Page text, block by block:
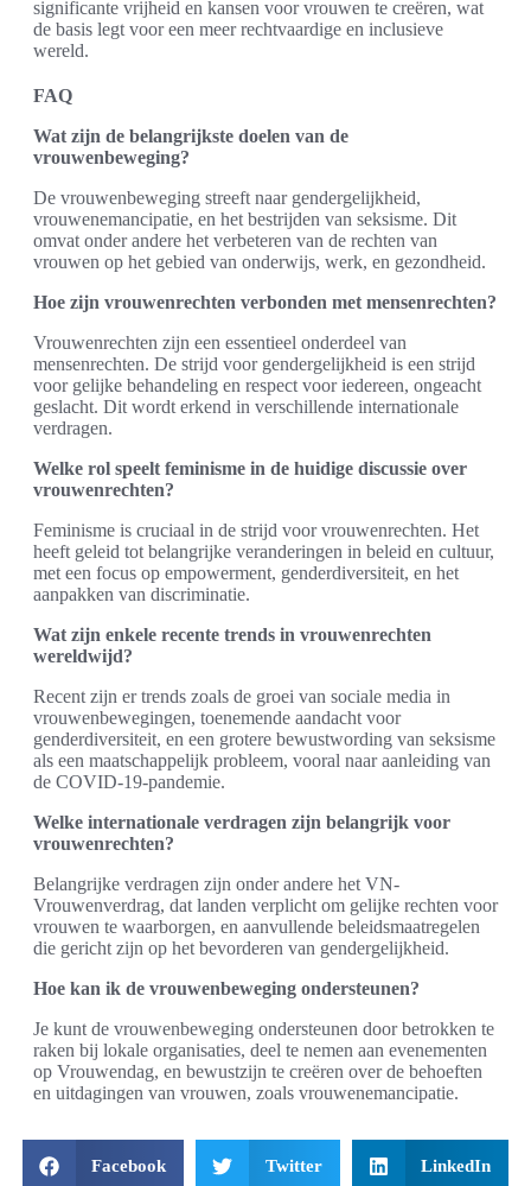
significante vrijheid en kansen voor vrouwen te creëren, wat
de basis legt voor een meer rechtvaardige en inclusieve
wereld.
FAQ
Wat zijn de belangrijkste doelen van de
vrouwenbeweging?
De vrouwenbeweging streeft naar gendergelijkheid,
vrouwenemancipatie, en het bestrijden van seksisme. Dit
omvat onder andere het verbeteren van de rechten van
vrouwen op het gebied van onderwijs, werk, en gezondheid.
Hoe zijn vrouwenrechten verbonden met mensenrechten?
Vrouwenrechten zijn een essentieel onderdeel van
mensenrechten. De strijd voor gendergelijkheid is een strijd
voor gelijke behandeling en respect voor iedereen, ongeacht
geslacht. Dit wordt erkend in verschillende internationale
verdragen.
Welke rol speelt feminisme in de huidige discussie over
vrouwenrechten?
Feminisme is cruciaal in de strijd voor vrouwenrechten. Het
heeft geleid tot belangrijke veranderingen in beleid en cultuur,
met een focus op empowerment, genderdiversiteit, en het
aanpakken van discriminatie.
Wat zijn enkele recente trends in vrouwenrechten
wereldwijd?
Recent zijn er trends zoals de groei van sociale media in
vrouwenbewegingen, toenemende aandacht voor
genderdiversiteit, en een grotere bewustwording van seksisme
als een maatschappelijk probleem, vooral naar aanleiding van
de COVID-19-pandemie.
Welke internationale verdragen zijn belangrijk voor
vrouwenrechten?
Belangrijke verdragen zijn onder andere het VN-
Vrouwenverdrag, dat landen verplicht om gelijke rechten voor
vrouwen te waarborgen, en aanvullende beleidsmaatregelen
die gericht zijn op het bevorderen van gendergelijkheid.
Hoe kan ik de vrouwenbeweging ondersteunen?
Je kunt de vrouwenbeweging ondersteunen door betrokken te
raken bij lokale organisaties, deel te nemen aan evenementen
op Vrouwendag, en bewustzijn te creëren over de behoeften
en uitdagingen van vrouwen, zoals vrouwenemancipatie.
Facebook Twitter LinkedIn